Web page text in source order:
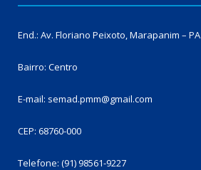
End.: Av. Floriano Peixoto, Marapanim – PA
Bairro: Centro
E-mail: semad.pmm@gmail.com
CEP: 68760-000
Telefone: (91) 98561-9227